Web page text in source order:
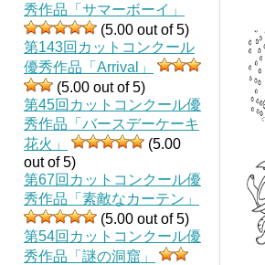
秀作品「サマーボーイ」
(5.00 out of 5)
第143回カットコンクール
優秀作品「Arrival」
(5.00 out of 5)
第45回カットコンクール優
秀作品「バースデーケーキ
花火」
(5.00
out of 5)
第67回カットコンクール優
秀作品「素敵なカーテン」
(5.00 out of 5)
第54回カットコンクール優
秀作品「謎の洞窟」